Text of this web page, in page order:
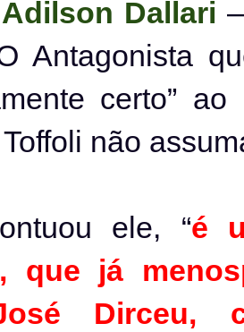
Adilson Dallari
Antagonista
certo”
não
ele, “é
que já
Dirceu,